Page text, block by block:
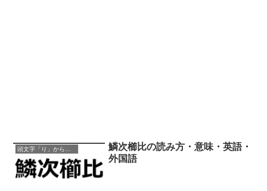
鱗次櫛比の読み方・意味・英語・
外国語